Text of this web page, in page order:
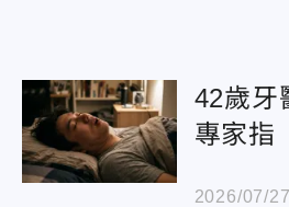
42歲牙
專家指
2026/07/